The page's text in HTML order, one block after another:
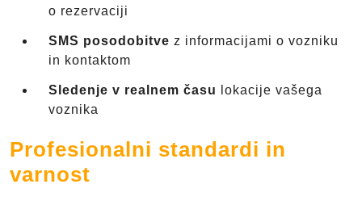
o rezervaciji
SMS posodobitve z informacijami o vozniku
in kontaktom
Sledenje v realnem času
lokacije vašega
voznika
Profesionalni standardi in
varnost